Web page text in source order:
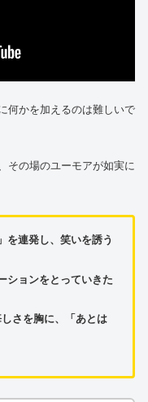
何かを加えるのは難しいで
その場のユーモアが如実に
を連発し、笑いを誘う
ションをとっていきた
さを胸に、「あとは